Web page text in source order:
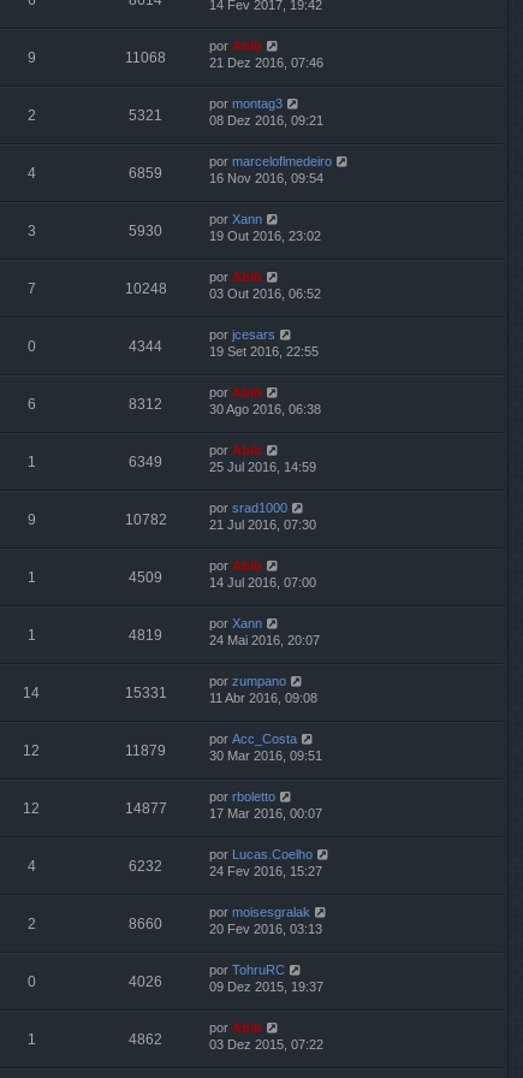
14 Fev 2017, 19:42
9 11068
por Abib
21 Dez 2016, 07:46
2 5321
por montag3
08 Dez 2016, 09:21
4 6859
por marceloflmedeiro
16 Nov 2016, 09:54
3 5930
por Xann
19 Out 2016, 23:02
7 10248
por Abib
03 Out 2016, 06:52
0 4344
por jcesars
19 Set 2016, 22:55
6 8312
por Abib
30 Ago 2016, 06:38
1 6349
por Abib
25 Jul 2016, 14:59
9 10782
por srad1000
21 Jul 2016, 07:30
1 4509
por Abib
14 Jul 2016, 07:00
1 4819
por Xann
24 Mai 2016, 20:07
14 15331
por zumpano
11 Abr 2016, 09:08
12 11879
por Acc_Costa
30 Mar 2016, 09:51
12 14877
por rboletto
17 Mar 2016, 00:07
4 6232
por Lucas.Coelho
24 Fev 2016, 15:27
2 8660
por moisesgralak
20 Fev 2016, 03:13
0 4026
por TohruRC
09 Dez 2015, 19:37
1 4862
por Abib
03 Dez 2015, 07:22